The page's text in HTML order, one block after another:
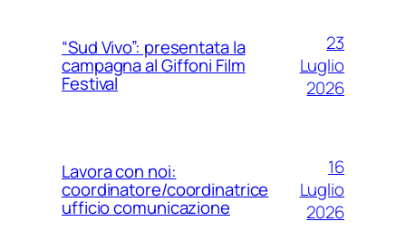
“Sud Vivo”: presentata la
campagna al Giffoni Film
Festival
23
Luglio
2026
Lavora con noi:
coordinatore/coordinatrice
ufficio comunicazione
16
Luglio
2026